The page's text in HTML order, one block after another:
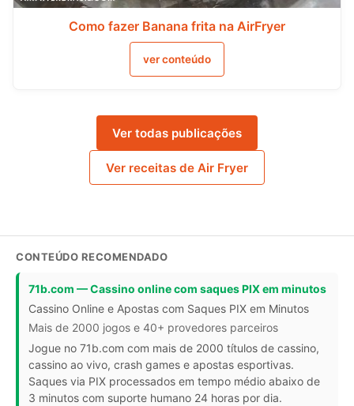
Como fazer Banana frita na AirFryer
ver conteúdo
Ver todas publicações
Ver receitas de Air Fryer
CONTEÚDO RECOMENDADO
71b.com — Cassino online com saques PIX em minutos
Cassino Online e Apostas com Saques PIX em Minutos
Mais de 2000 jogos e 40+ provedores parceiros
Jogue no 71b.com com mais de 2000 títulos de cassino,
cassino ao vivo, crash games e apostas esportivas.
Saques via PIX processados em tempo médio abaixo de
3 minutos com suporte humano 24 horas por dia.